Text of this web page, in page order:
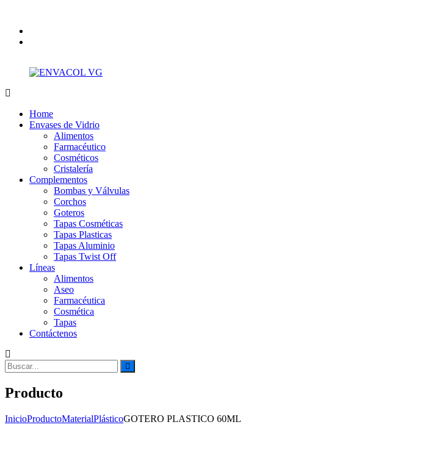
contenido
CALIDAD
Home
Envases de Vidrio
Alimentos
Farmacéutico
Cosméticos
Cristalería
Complementos
Bombas y Válvulas
Corchos
Goteros
Tapas Cosméticas
Tapas Plasticas
Tapas Aluminio
Tapas Twist Off
Líneas
Alimentos
Aseo
Farmacéutica
Cosmética
Tapas
Contáctenos
Buscar: Buscar
Producto
InicioProductoMaterialPlásticoGOTERO PLASTICO 60ML